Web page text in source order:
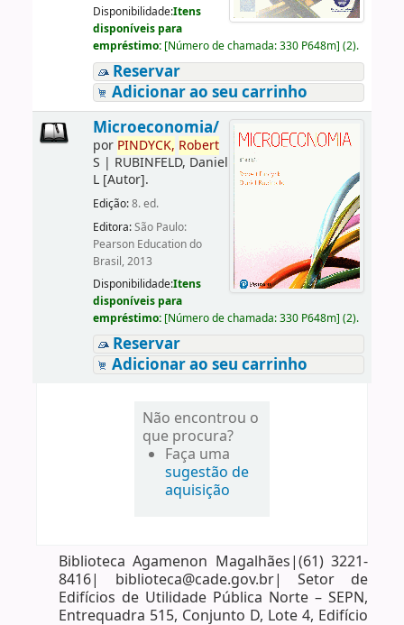
Disponibilidade:Itens
disponíveis para
empréstimo: [Número de chamada:330 P648m] (2).
Reservar
Adicionar ao seu carrinho
Microeconomia/
por PINDYCK, Robert
S | RUBINFELD, Daniel
L[Autor].
Edição:8. ed.
Editora:São Paulo:
Pearson Education do
Brasil, 2013
Disponibilidade:Itens
disponíveis para
empréstimo: [Número de chamada:330 P648m] (2).
Reservar
Adicionar ao seu carrinho
Não encontrou o
que procura?
Faça uma
sugestão de
aquisição
Biblioteca Agamenon Magalhães|(61) 3221-
8416| biblioteca@cade.gov.br| Setor de
Edifícios de Utilidade Pública Norte – SEPN,
Entrequadra 515, Conjunto D, Lote 4, Edifício